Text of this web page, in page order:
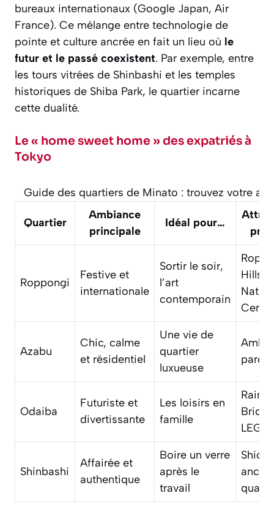
bureaux internationaux (Google Japan, Air
France). Ce mélange entre technologie de
pointe et culture ancrée en fait un lieu où le
futur et le passé coexistent. Par exemple, entre
les tours vitrées de Shinbashi et les temples
historiques de Shiba Park, le quartier incarne
cette dualité.
Le « home sweet home » des expatriés à
Tokyo
Guide des quartiers de Minato : trouvez votre
Quartier
Ambiance
principale
Idéal pour…
Roppongi
Festive et
internationale
Sortir le soir,
l’art
contemporain
Hills,
Azabu
Chic, calme
et résidentiel
Une vie de
quartier
luxueuse
parcs
Odaiba
Futuriste et
divertissante
Les loisirs en
famille
Shinbashi
Affairée et
authentique
Boire un verre
après le
travail